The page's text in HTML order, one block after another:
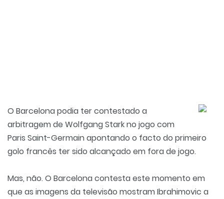
O Barcelona podia ter contestado a
arbitragem de Wolfgang Stark no jogo com
Paris Saint-Germain apontando o facto do primeiro
golo francês ter sido alcançado em fora de jogo.
Mas, não. O Barcelona contesta este momento em
que as imagens da televisão mostram Ibrahimovic a